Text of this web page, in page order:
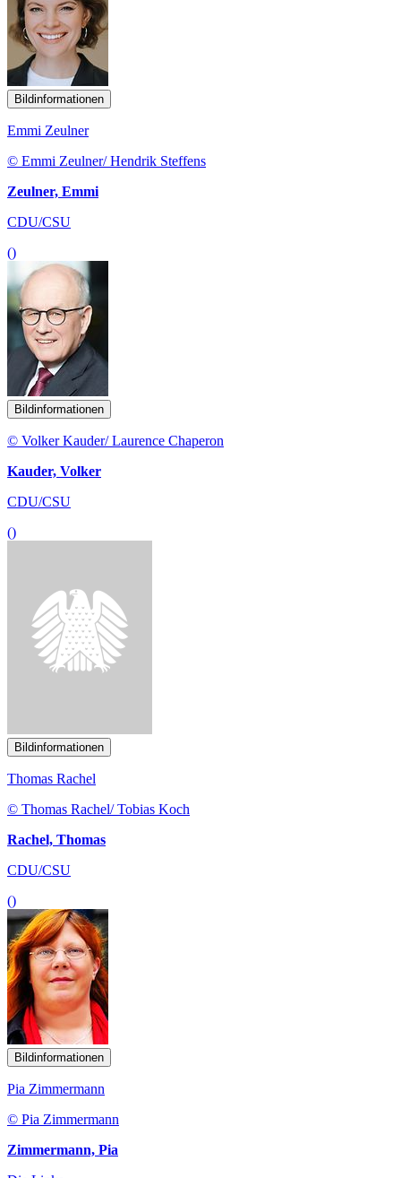
Bildinformationen
Emmi Zeulner
© Emmi Zeulner/ Hendrik Steffens
Zeulner, Emmi
CDU/CSU
()
Bildinformationen
© Volker Kauder/ Laurence Chaperon
Kauder, Volker
CDU/CSU
()
© Thomas Rachel/ Tobias Koch
Rachel, Thomas
CDU/CSU
()
Bildinformationen
Pia Zimmermann
© Pia Zimmermann
Zimmermann, Pia
Die Linke
()